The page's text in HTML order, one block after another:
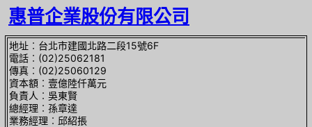
惠普企業股份有限公司
地址︰台北市建國北路二段15號6F
電話︰(02)25062181
傳真︰(02)25060129
資本額︰壹億陸仟萬元
負責人︰吳東賢
總經理︰孫章達
業務經理︰邱紹掁